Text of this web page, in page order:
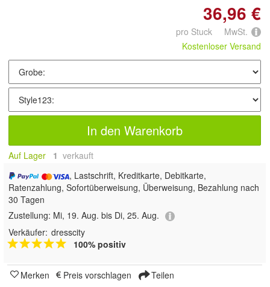
36,96 €
pro Stuck MwSt.
Kostenloser Versand
In den Warenkorb
Auf Lager 1 verkauft
, Lastschrift, Kreditkarte, Debitkarte,
Ratenzahlung, Sofortüberweisung, Überweisung, Bezahlung nach
30 Tagen
Zustellung: Mi, 19. Aug. bis Di, 25. Aug.
Verkäufer: dresscity
100% positiv
Merken Preis vorschlagen Teilen